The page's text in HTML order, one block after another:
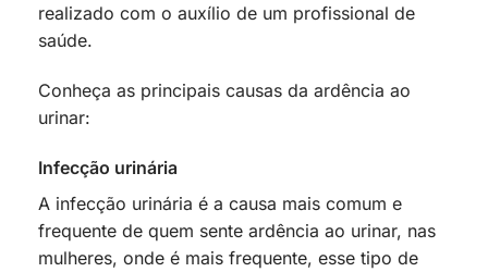
realizado com o auxílio de um profissional de
saúde.
Conheça as principais causas da ardência ao
urinar:
Infecção urinária
A infecção urinária é a causa mais comum e
frequente de quem sente ardência ao urinar, nas
mulheres, onde é mais frequente, esse tipo de